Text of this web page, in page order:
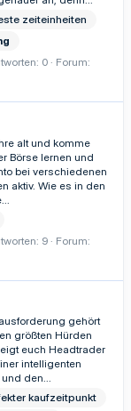
zeiteinheiten
0
Forum:
alt und komme
Börse lernen und
bei verschiedenen
aktiv. Wie es in den
9
Forum:
gehört
größten Hürden
euch Headtrader
intelligenten
den...
kaufzeitpunkt